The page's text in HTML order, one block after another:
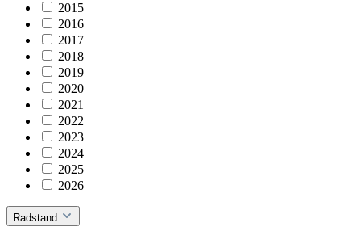
2015
2016
2017
2018
2019
2020
2021
2022
2023
2024
2025
2026
Radstand